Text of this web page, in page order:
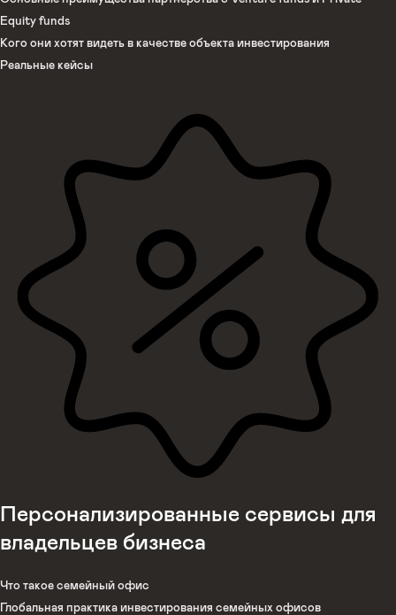
Equity funds
Кого они хотят видеть в качестве объекта инвестирования
Реальные кейсы
Персонализированные сервисы для
владельцев бизнеса
Что такое семейный офис
Глобальная практика инвестирования семейных офисов